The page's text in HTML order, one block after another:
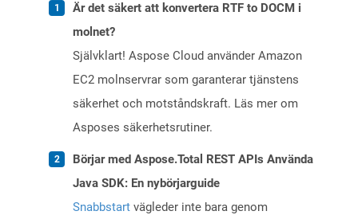
Är det säkert att konvertera RTF to DOCM i
molnet?
Självklart! Aspose Cloud använder Amazon
EC2 molnservrar som garanterar tjänstens
säkerhet och motståndskraft. Läs mer om
Asposes säkerhetsrutiner.
Börjar med Aspose.Total REST APIs Använda
Java SDK: En nybörjarguide
Snabbstart vägleder inte bara genom